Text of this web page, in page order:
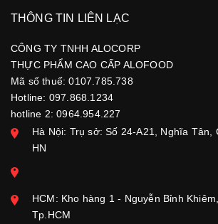
THÔNG TIN LIÊN LẠC
CÔNG TY TNHH ALOCORP
THỰC PHẨM CAO CẤP ALOFOOD
Mã số thuế: 0107.785.738
Hotline: 097.868.1234
hotline 2: 0964.954.227
Hà Nội: Trụ sở: Số 24-A21, Nghĩa Tân,
HN
HCM: Kho hàng 1 - Nguyễn Bỉnh Khiêm,
Tp.HCM